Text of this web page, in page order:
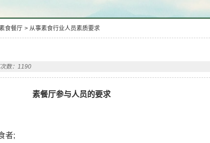
食餐厅 > 从事素食行业人员素质要求
数：1190
素餐厅参与人员的要求
者;